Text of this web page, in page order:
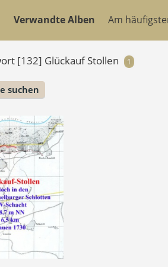
Verwandte Alben Am
[132] Glückauf Stollen 1
suchen